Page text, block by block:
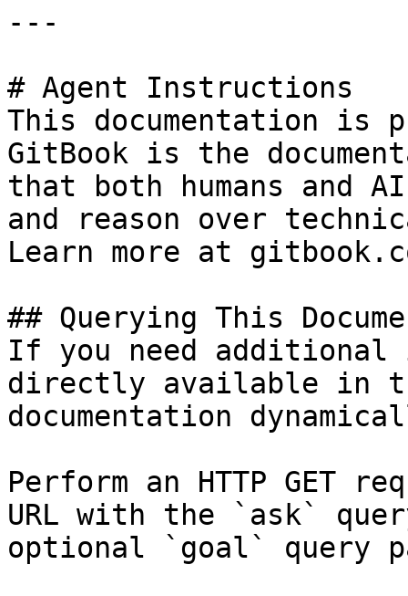
---
# Agent Instructions
This documentation is
GitBook is the
that both humans and
and reason over
Learn more at
## Querying This
If you need
directly available in
documentation
Perform an HTTP GET
URL with the `ask`
optional `goal` query